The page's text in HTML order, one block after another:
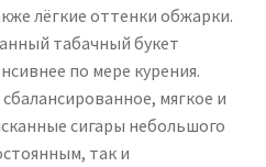
лёгкие оттенки обжарки.
табачный букет
по мере курения.
мягкое и
сигары небольшого
так и